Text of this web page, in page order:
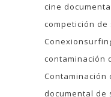
cine
competición
contaminación
Contaminación
documental de